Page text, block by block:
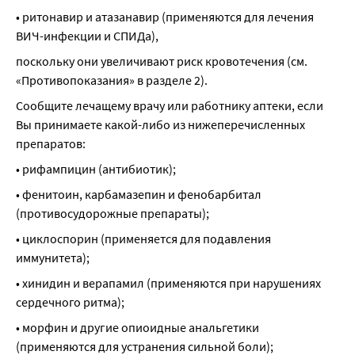
• ритонавир и атазанавир (применяются для лечения
ВИЧ-инфекции и СПИДа),
поскольку они увеличивают риск кровотечения (см.
«Противопоказания» в разделе 2).
Сообщите лечащему врачу или работнику аптеки, если
Вы принимаете какой-либо из нижеперечисленных
препаратов:
• рифампицин (антибиотик);
• фенитоин, карбамазепин и фенобарбитал
(противосудорожные препараты);
• циклоспорин (применяется для подавления
иммунитета);
• хинидин и верапамил (применяются при нарушениях
сердечного ритма);
• морфин и другие опиоидные анальгетики
(применяются для устранения сильной боли);